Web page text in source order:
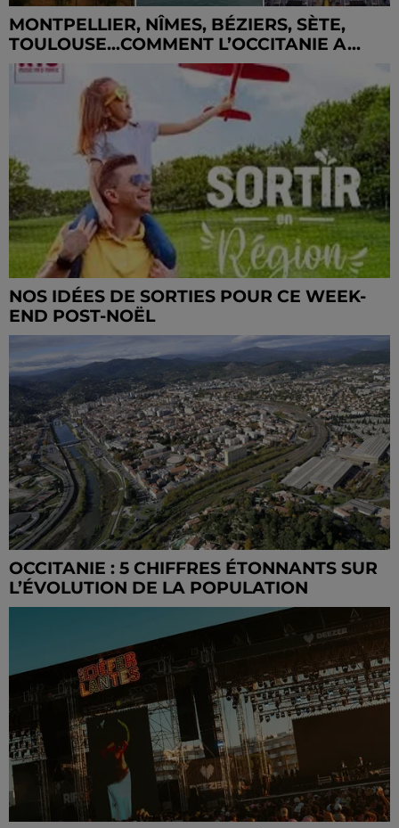
MONTPELLIER, NÎMES, BÉZIERS, SÈTE,
TOULOUSE...COMMENT L’OCCITANIE A...
NOS IDÉES DE SORTIES POUR CE WEEK-
END POST-NOËL
OCCITANIE : 5 CHIFFRES ÉTONNANTS SUR
L’ÉVOLUTION DE LA POPULATION